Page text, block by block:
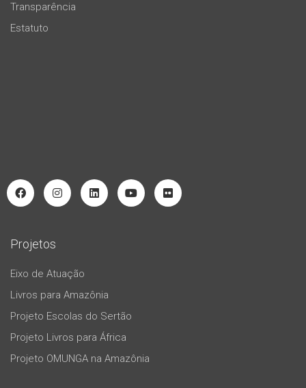
Transparência
Estatuto
Projetos
Eixo de Atuação
Livros para Amazônia
Projeto Escolas do Sertão
Projeto Livros para África
Projeto OMUNGA na Amazônia